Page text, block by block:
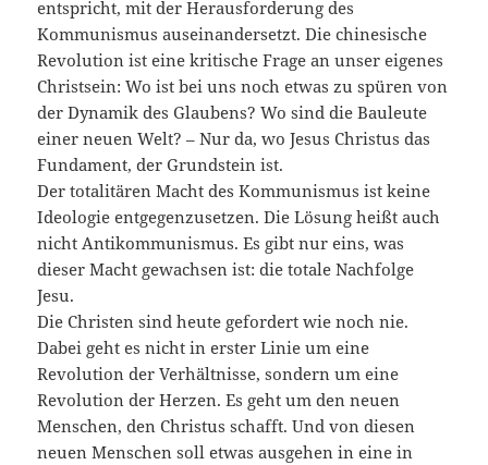
entspricht, mit der Herausforderung des
Kommunismus auseinandersetzt. Die chinesische
Revolution ist eine kritische Frage an unser eigenes
Christsein: Wo ist bei uns noch etwas zu spüren von
der Dynamik des Glaubens? Wo sind die Bauleute
einer neuen Welt? – Nur da, wo Jesus Christus das
Fundament, der Grundstein ist.
Der totalitären Macht des Kommunismus ist keine
Ideologie entgegenzusetzen. Die Lösung heißt auch
nicht Antikommunismus. Es gibt nur eins, was
dieser Macht gewachsen ist: die totale Nachfolge
Jesu.
Die Christen sind heute gefordert wie noch nie.
Dabei geht es nicht in erster Linie um eine
Revolution der Verhältnisse, sondern um eine
Revolution der Herzen. Es geht um den neuen
Menschen, den Christus schafft. Und von diesen
neuen Menschen soll etwas ausgehen in eine in